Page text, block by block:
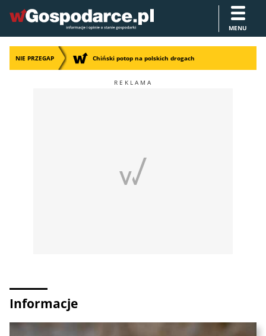
MENU
NIE PRZEGAP Chiński potop na polskich drogach
Informacje